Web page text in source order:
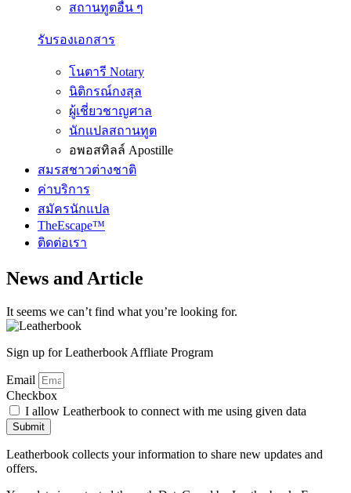
สถานทูตอื่น ๆ
รับรองเอกสาร
โนตารี Notary
นิติกรณ์กงสุล
ผู้เชี่ยวชาญศาล
นักแปลสถานทูต
อพอสทิลล์ Apostille
สมรสชาวต่างชาติ
ค่าบริการ
สมัครนักแปล
TheEscape™
ติดต่อเรา
News and Article
It seems we can’t find what you’re looking for.
Sign up for Leatherbook Affliate Program
Email
Checkbox
I allow Leatherbook to connect with me using given data
Submit
Leatherbook collects your information to share new updates and
offers.